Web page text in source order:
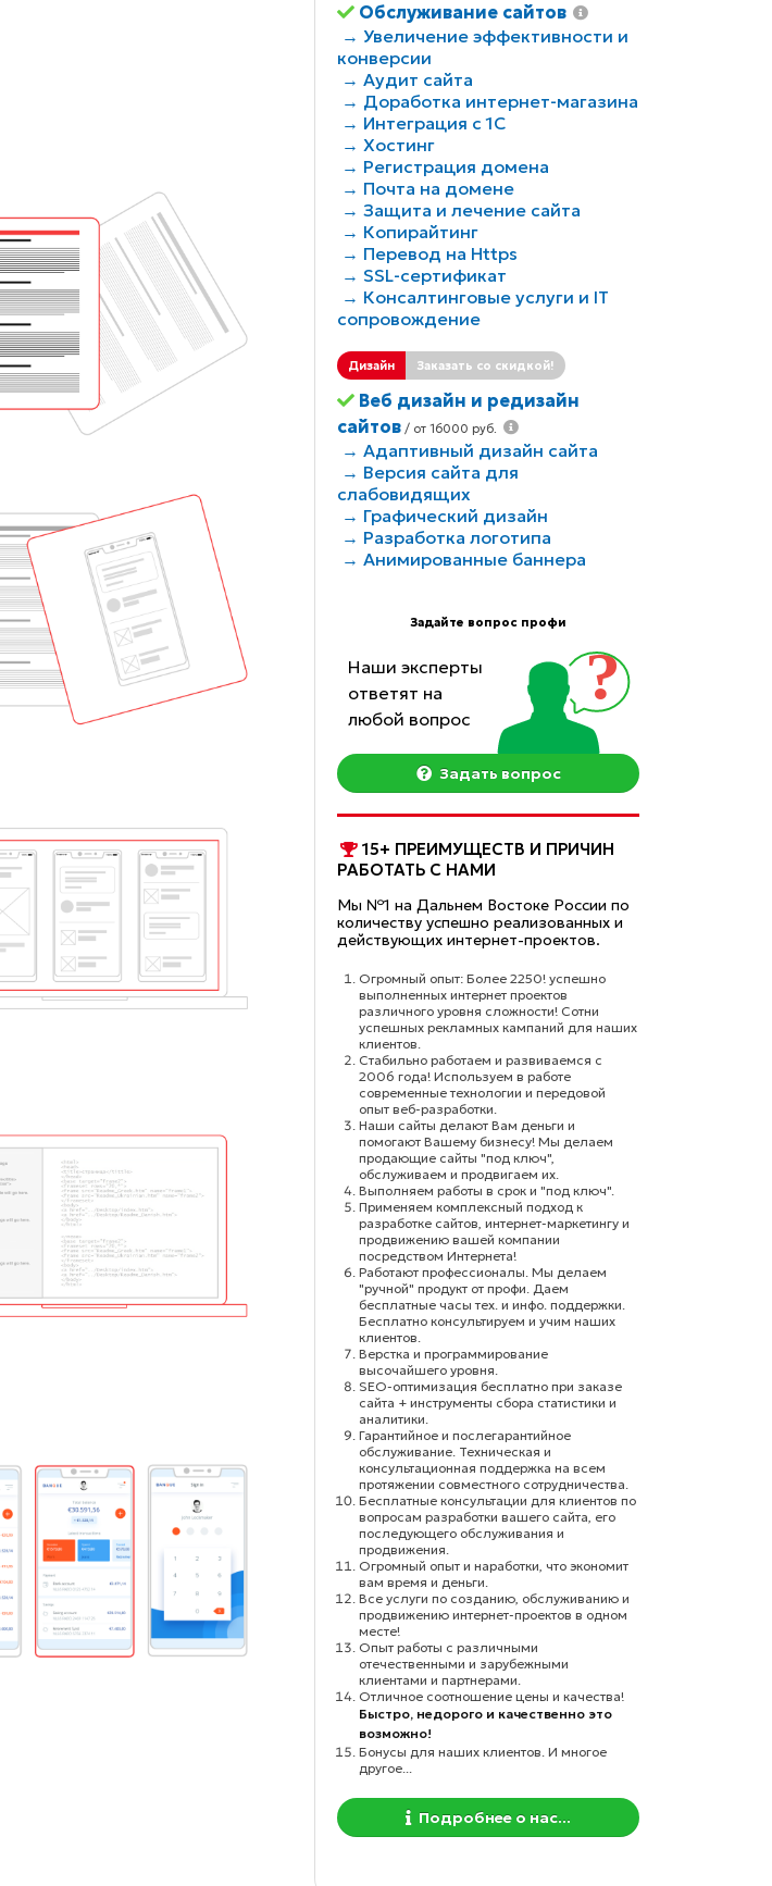
Обслуживание сайтов
→ Увеличение эффективности и
конверсии
→ Аудит сайта
→ Доработка интернет-магазина
→ Интеграция с 1С
→ Хостинг
→ Регистрация домена
→ Почта на домене
→ Защита и лечение сайта
→ Копирайтинг
→ Перевод на Https
→ SSL-сертификат
→ Консалтинговые услуги и IT
сопровождение
Дизайн Заказать со скидкой!
Веб дизайн и редизайн
сайтов / от 16000 руб.
→ Адаптивный дизайн сайта
→ Версия сайта для
слабовидящих
→ Графический дизайн
→ Разработка логотипа
→ Анимированные баннера
Задайте вопрос профи
Наши эксперты
ответят на
любой вопрос
Задать вопрос
15+ ПРЕИМУЩЕСТВ И ПРИЧИН
РАБОТАТЬ С НАМИ
Мы №1 на Дальнем Востоке России по
количеству успешно реализованных и
действующих интернет-проектов.
Огромный опыт: Более 2250! успешно
выполненных интернет проектов
различного уровня сложности! Сотни
успешных рекламных кампаний для наших
клиентов.
Стабильно работаем и развиваемся с
2006 года! Используем в работе
современные технологии и передовой
опыт веб-разработки.
Наши сайты делают Вам деньги и
помогают Вашему бизнесу! Мы делаем
продающие сайты "под ключ",
обслуживаем и продвигаем их.
Выполняем работы в срок и "под ключ".
Применяем комплексный подход к
разработке сайтов, интернет-маркетингу и
продвижению вашей компании
посредством Интернета!
Работают профессионалы. Мы делаем
"ручной" продукт от профи. Даем
бесплатные часы тех. и инфо. поддержки.
Бесплатно консультируем и учим наших
клиентов.
Верстка и программирование
высочайшего уровня.
SEO-оптимизация бесплатно при заказе
сайта + инструменты сбора статистики и
аналитики.
Гарантийное и послегарантийное
обслуживание. Техническая и
консультационная поддержка на всем
протяжении совместного сотрудничества.
Бесплатные консультации для клиентов по
вопросам разработки вашего сайта, его
последующего обслуживания и
продвижения.
Огромный опыт и наработки, что экономит
вам время и деньги.
Все услуги по созданию, обслуживанию и
продвижению интернет-проектов в одном
месте!
Опыт работы с различными
отечественными и зарубежными
клиентами и партнерами.
Отличное соотношение цены и качества!
Быстро, недорого и качественно это
возможно!
Бонусы для наших клиентов. И многое
другое...
Подробнее о нас...